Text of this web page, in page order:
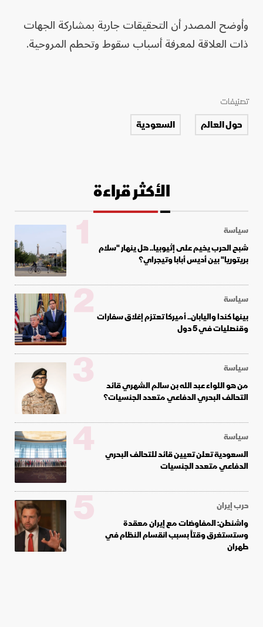
وأوضح المصدر أن التحقيقات جارية بمشاركة الجهات
ذات العلاقة لمعرفة أسباب سقوط وتحطم المروحية.
تصنيفات
حول العالم السعودية
الأكثر قراءة
سياسة
شبح الحرب يخيم على إثيوبيا.. هل ينهار "سلام
بريتوريا" بين أديس أبابا وتيجراي؟
1
سياسة
بينها كندا واليابان.. أميركا تعتزم إغلاق سفارات
وقنصليات في 5 دول
2
سياسة
من هو اللواء عبد الله بن سالم الشهري قائد
التحالف البحري الدفاعي متعدد الجنسيات؟
3
سياسة
السعودية تعلن تعيين قائد للتحالف البحري
الدفاعي متعدد الجنسيات
4
حرب إيران
واشنطن: المفاوضات مع إيران معقدة
وستستغرق وقتاً بسبب انقسام النظام في
طهران
5